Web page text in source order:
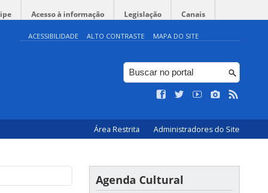
Acesso à informação Legislação Canais
ACESSIBILIDADE ALTO CONTRASTE MAPA DO SITE
Área Restrita Administradores do Site
Agenda Cultural